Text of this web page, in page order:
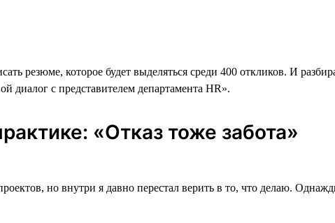
резюме, которое будет выделяться среди 400 откликов. И
диалог с представителем департамента HR».
«Отказ тоже забота»
но внутри я давно перестал верить в то, что делаю.